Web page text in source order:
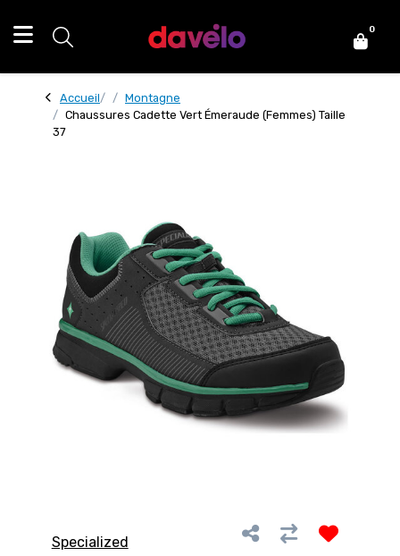
0
Accueil
Montagne
Chaussures Cadette Vert Émeraude (Femmes) Taille
37
Specialized